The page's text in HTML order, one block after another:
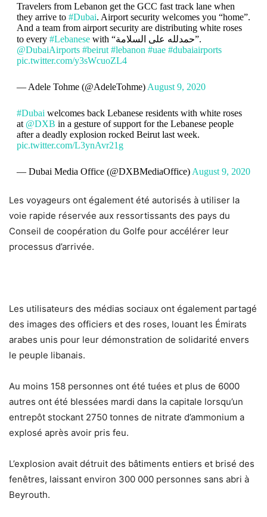
Travelers from Lebanon get the GCC fast track lane when
they arrive to #Dubai. Airport security welcomes you “home”.
And a team from airport security are distributing white roses
to every #Lebanese
with “حمدلله على السلامة”.
@DubaiAirports #beirut #lebanon #uae #dubaiairports
pic.twitter.com/y3sWcuoZL4
— Adele Tohme (@AdeleTohme) August 9, 2020
#Dubai welcomes back Lebanese residents with white roses
at @DXB in a gesture of support for the Lebanese people
after a deadly explosion rocked Beirut last week.
pic.twitter.com/L3ynAvr21g
— Dubai Media Office (@DXBMediaOffice) August 9, 2020
Les voyageurs ont également été autorisés à utiliser la
voie rapide réservée aux ressortissants des pays du
Conseil de coopération du Golfe pour accélérer leur
processus d’arrivée.
Les utilisateurs des médias sociaux ont également partagé
des images des officiers et des roses, louant les Émirats
arabes unis pour leur démonstration de solidarité envers
le peuple libanais.
Au moins 158 personnes ont été tuées et plus de 6000
autres ont été blessées mardi dans la capitale lorsqu’un
entrepôt stockant 2750 tonnes de nitrate d’ammonium a
explosé après avoir pris feu.
L’explosion avait détruit des bâtiments entiers et brisé des
fenêtres, laissant environ 300 000 personnes sans abri à
Beyrouth.